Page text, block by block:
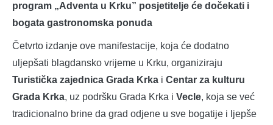
program „Adventa u Krku” posjetitelje će dočekati i
bogata gastronomska ponuda
Četvrto izdanje ove manifestacije, koja će dodatno
uljepšati blagdansko vrijeme u Krku, organiziraju
Turistička zajednica Grada Krka i Centar za kulturu
Grada Krka, uz podršku Grada Krka i Vecle, koja se već
tradicionalno brine da grad odjene u sve bogatije i ljepše